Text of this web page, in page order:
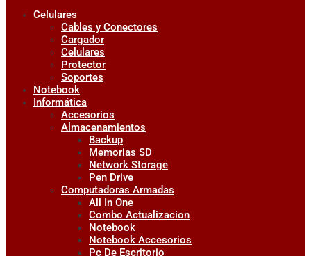
Celulares
Cables y Conectores
Cargador
Celulares
Protector
Soportes
Notebook
Informática
Accesorios
Almacenamientos
Backup
Memorias SD
Network Storage
Pen Drive
Computadoras Armadas
All In One
Combo Actualizacion
Notebook
Notebook Accesorios
Pc De Escritorio